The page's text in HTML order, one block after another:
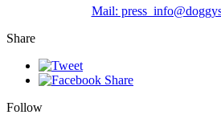
Mail:
Share
Follow